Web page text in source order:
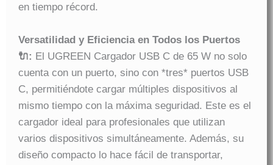
en tiempo récord.
Versatilidad y Eficiencia en Todos los Puertos
🔌: El UGREEN Cargador USB C de 65 W no solo
cuenta con un puerto, sino con *tres* puertos USB
C, permitiéndote cargar múltiples dispositivos al
mismo tiempo con la máxima seguridad. Este es el
cargador ideal para profesionales que utilizan
varios dispositivos simultáneamente. Además, su
diseño compacto lo hace fácil de transportar,